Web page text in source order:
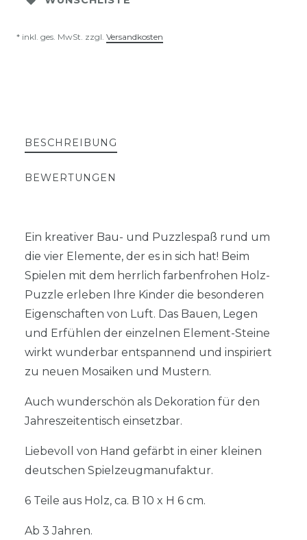
* inkl. ges. MwSt. zzgl. Versandkosten
BESCHREIBUNG
BEWERTUNGEN
Ein kreativer Bau- und Puzzlespaß rund um
die vier Elemente, der es in sich hat! Beim
Spielen mit dem herrlich farbenfrohen Holz-
Puzzle erleben Ihre Kinder die besonderen
Eigenschaften von Luft. Das Bauen, Legen
und Erfühlen der einzelnen Element-Steine
wirkt wunderbar entspannend und inspiriert
zu neuen Mosaiken und Mustern.
Auch wunderschön als Dekoration für den
Jahreszeitentisch einsetzbar.
Liebevoll von Hand gefärbt in einer kleinen
deutschen Spielzeugmanufaktur.
6 Teile aus Holz, ca. B 10 x H 6 cm.
Ab 3 Jahren.